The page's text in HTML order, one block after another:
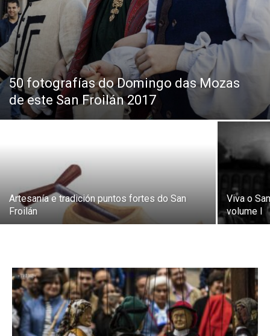
50 fotografías do Domingo das Mozas
de este San Froilán 2017
Artesanía e tradición puntos fortes do San
Froilán
Viva o
volume I